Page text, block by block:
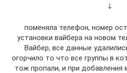
↓
поменяла телефон, номер
установки вайбера на новом
Вайбер, все данные
огорчило то что все группы в
тож пропали, и при добавления